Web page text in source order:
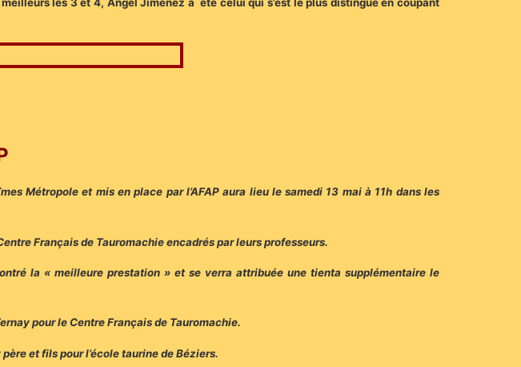
les 3 et 4, Ángel Jiménez a été celui qui s’est le plus distingué en coupant
Métropole et mis en place par l’AFAP aura lieu le samedi 13 mai à 11h dans les
Français de Tauromachie encadrés par leurs professeurs.
la « meilleure prestation » et se verra attribuée une tienta supplémentaire le
pour le Centre Français de Tauromachie.
et fils pour l’école taurine de Béziers.